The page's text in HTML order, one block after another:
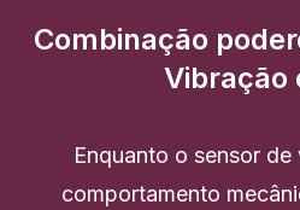
Combinação
Vibração
Enquanto o sensor
comportamento